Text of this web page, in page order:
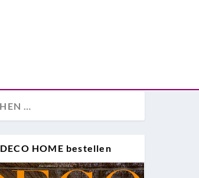
DECO HOME bestellen